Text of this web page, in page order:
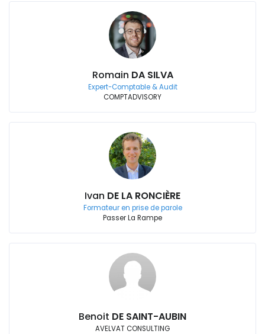
Romain DA SILVA
Expert-Comptable & Audit
COMPTADVISORY
Ivan DE LA RONCIÈRE
Formateur en prise de parole
Passer La Rampe
Benoit DE SAINT-AUBIN
AVELVAT CONSULTING